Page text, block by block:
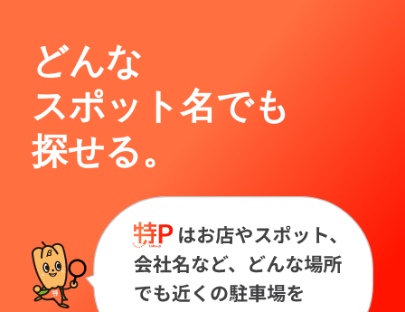
どんな
スポット名でも
探せる。